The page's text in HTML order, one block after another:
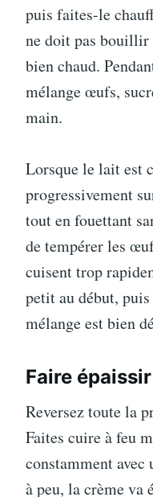
puis faites-le
ne doit pas
bien chaud.
mélange œufs,
main.
Lorsque le lait est
progressivement
tout en fouettant
de tempérer les
cuisent trop
petit au début,
mélange est bien
Faire
Reversez toute la
Faites cuire à feu
constamment avec
à peu, la crème va